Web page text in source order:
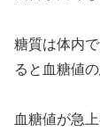
糖質は体内
ると血糖値
血糖値が急